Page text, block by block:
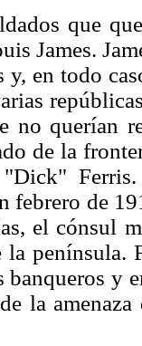
que
James.
en todo
no querían
de la
febrero de
el cónsul
la península.
banqueros y
la